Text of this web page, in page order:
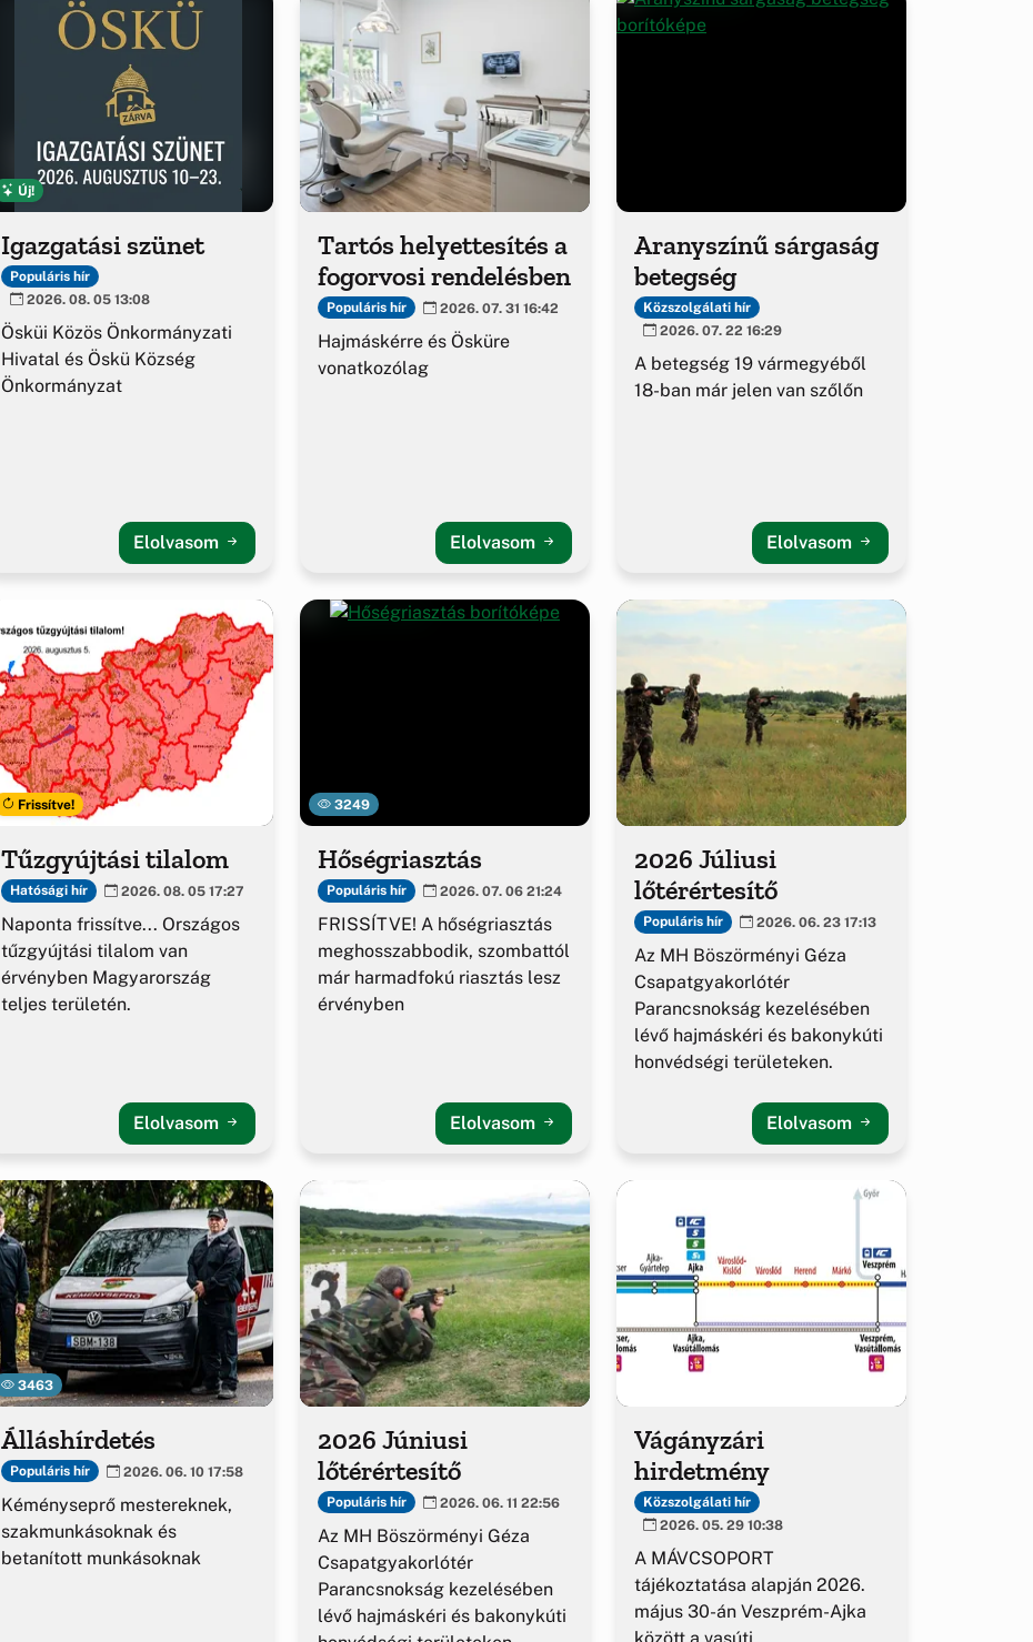
Új!
Igazgatási szünet
Populáris hír
2026. 08. 05 13:08
Ösküi Közös Önkormányzati
Hivatal és Öskü Község
Önkormányzat
Elolvasom
Tartós helyettesítés a
fogorvosi rendelésben
Populáris hír 2026. 07. 31 16:42
Hajmáskérre és Ösküre
vonatkozólag
Elolvasom
Aranyszínű sárgaság
betegség
Közszolgálati hír
2026. 07. 22 16:29
A betegség 19 vármegyéből
18-ban már jelen van szőlőn
Elolvasom
Frissítve!
Tűzgyújtási tilalom
Hatósági hír 2026. 08. 05 17:27
Naponta frissítve... Országos
tűzgyújtási tilalom van
érvényben Magyarország
teljes területén.
Elolvasom
3249
Hőségriasztás
Populáris hír 2026. 07. 06 21:24
FRISSÍTVE! A hőségriasztás
meghosszabbodik, szombattól
már harmadfokú riasztás lesz
érvényben
Elolvasom
2026 Júliusi
lőtérértesítő
Populáris hír 2026. 06. 23 17:13
Az MH Böszörményi Géza
Csapatgyakorlótér
Parancsnokság kezelésében
lévő hajmáskéri és bakonykúti
honvédségi területeken.
Elolvasom
3463
Álláshírdetés
Populáris hír 2026. 06. 10 17:58
Kéményseprő mestereknek,
szakmunkásoknak és
betanított munkásoknak
2026 Júniusi
lőtérértesítő
Populáris hír 2026. 06. 11 22:56
Az MH Böszörményi Géza
Csapatgyakorlótér
Parancsnokság kezelésében
lévő hajmáskéri és bakonykúti
Vágányzári
hirdetmény
Közszolgálati hír
2026. 05. 29 10:38
A MÁVCSOPORT
tájékoztatása alapján 2026.
május 30-án Veszprém-Ajka